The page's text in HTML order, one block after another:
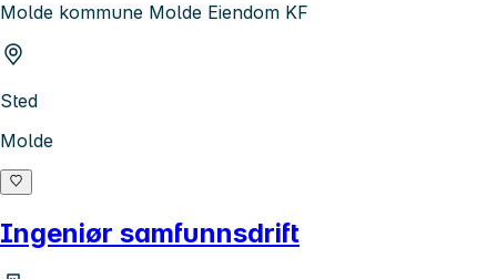
Molde kommune Molde Eiendom KF
Sted
Molde
Ingeniør samfunnsdrift